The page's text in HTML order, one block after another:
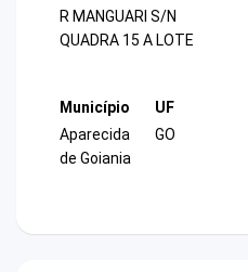
R MANGUARI S/N
QUADRA 15 A LOTE
Município
Aparecida
de Goiania
UF
GO